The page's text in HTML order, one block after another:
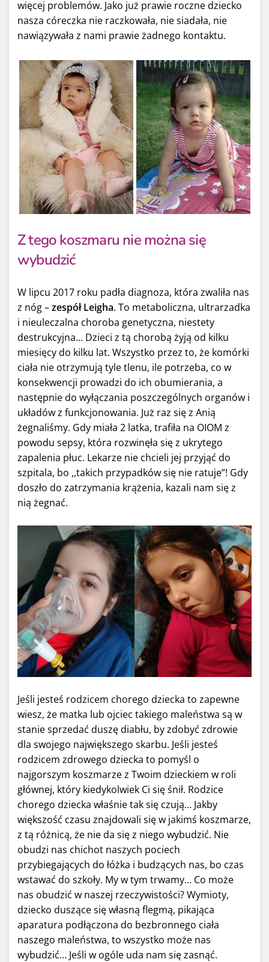
więcej problemów. Jako już prawie roczne dziecko
nasza córeczka nie raczkowała, nie siadała, nie
nawiązywała z nami prawie żadnego kontaktu.
Z tego koszmaru nie można się
wybudzić
W lipcu 2017 roku padła diagnoza, która zwaliła nas
z nóg –zespół Leigha. To metaboliczna, ultrarzadka
i nieuleczalna choroba genetyczna, niestety
destrukcyjna... Dzieci z tą chorobą żyją od kilku
miesięcy do kilku lat. Wszystko przez to, że komórki
ciała nie otrzymują tyle tlenu, ile potrzeba, co w
konsekwencji prowadzi do ich obumierania, a
następnie do wyłączania poszczególnych organów i
układów z funkcjonowania. Już raz się z Anią
żegnaliśmy. Gdy miała 2 latka, trafiła na OIOM z
powodu sepsy, która rozwinęła się z ukrytego
zapalenia płuc. Lekarze nie chcieli jej przyjąć do
szpitala, bo ,,takich przypadków się nie ratuje”! Gdy
doszło do zatrzymania krążenia, kazali nam się z
nią żegnać.
Jeśli jesteś rodzicem chorego dziecka to zapewne
wiesz, że matka lub ojciec takiego maleństwa są w
stanie sprzedać duszę diabłu, by zdobyć zdrowie
dla swojego największego skarbu. Jeśli jesteś
rodzicem zdrowego dziecka to pomyśl o
najgorszym koszmarze z Twoim dzieckiem w roli
głównej, który kiedykolwiek Ci się śnił. Rodzice
chorego dziecka właśnie tak się czują… Jakby
większość czasu znajdowali się w jakimś koszmarze,
z tą różnicą, że nie da się z niego wybudzić. Nie
obudzi nas chichot naszych pociech
przybiegających do łóżka i budzących nas, bo czas
wstawać do szkoły. My w tym trwamy… Co może
nas obudzić w naszej rzeczywistości? Wymioty,
dziecko duszące się własną flegmą, pikająca
aparatura podłączona do bezbronnego ciała
naszego maleństwa, to wszystko może nas
wybudzić… Jeśli w ogóle uda nam się zasnąć.